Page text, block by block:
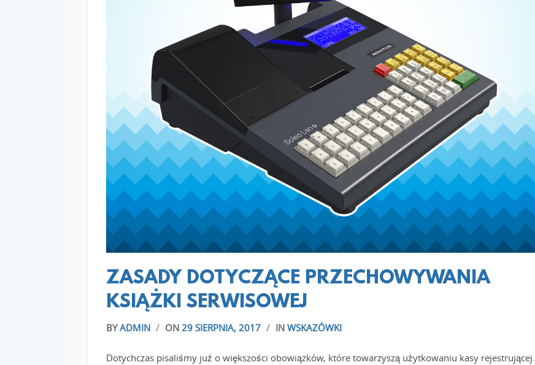
READ MORE
ZASADY DOTYCZĄCE PRZECHOWYWANIA
KSIĄŻKI SERWISOWEJ
BYADMIN / ON 29 SIERPNIA, 2017 / IN WSKAZÓWKI
Dotychczas pisaliśmy już o większości obowiązków, które towarzyszą użytkowaniu kasy rejestrującej.